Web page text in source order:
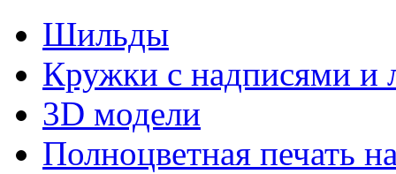
Шильды
Кружки с надписями и
3D модели
Полноцветная печать